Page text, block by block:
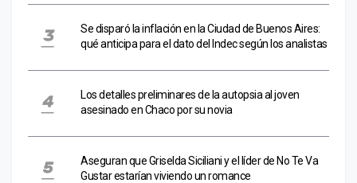
Se disparó la inflación en la Ciudad de Buenos Aires:
qué anticipa para el dato del Indec según los analistas
Los detalles preliminares de la autopsia al joven
asesinado en Chaco por su novia
Aseguran que Griselda Siciliani y el líder de No Te Va
Gustar estarían viviendo un romance